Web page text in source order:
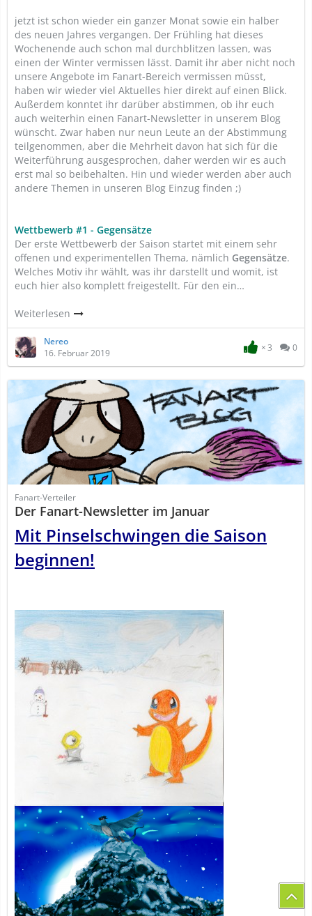
jetzt ist schon wieder ein ganzer Monat sowie ein halber
des neuen Jahres vergangen. Der Frühling hat dieses
Wochenende auch schon mal durchblitzen lassen, was
einen der Winter vermissen lässt. Damit ihr aber nicht noch
unsere Angebote im Fanart-Bereich vermissen müsst,
haben wir wieder viel Aktuelles hier direkt auf einen Blick.
Außerdem konntet ihr darüber abstimmen, ob ihr euch
auch weiterhin einen Fanart-Newsletter in unserem Blog
wünscht. Zwar haben nur neun Leute an der Abstimmung
teilgenommen, aber die Mehrheit davon hat sich für die
Weiterführung ausgesprochen, daher werden wir es auch
erst mal so beibehalten. Hin und wieder werden aber auch
andere Themen in unseren Blog Einzug finden ;)
Wettbewerb #1 - Gegensätze
Der erste Wettbewerb der Saison startet mit einem sehr
offenen und experimentellen Thema, nämlich Gegensätze.
Welches Motiv ihr wählt, was ihr darstellt und womit, ist
euch hier also komplett freigestellt. Für den ein…
Weiterlesen
Nereo
16. Februar 2019
3 0
Fanart-Verteiler
Der Fanart-Newsletter im Januar
Mit Pinselschwingen die Saison
beginnen!